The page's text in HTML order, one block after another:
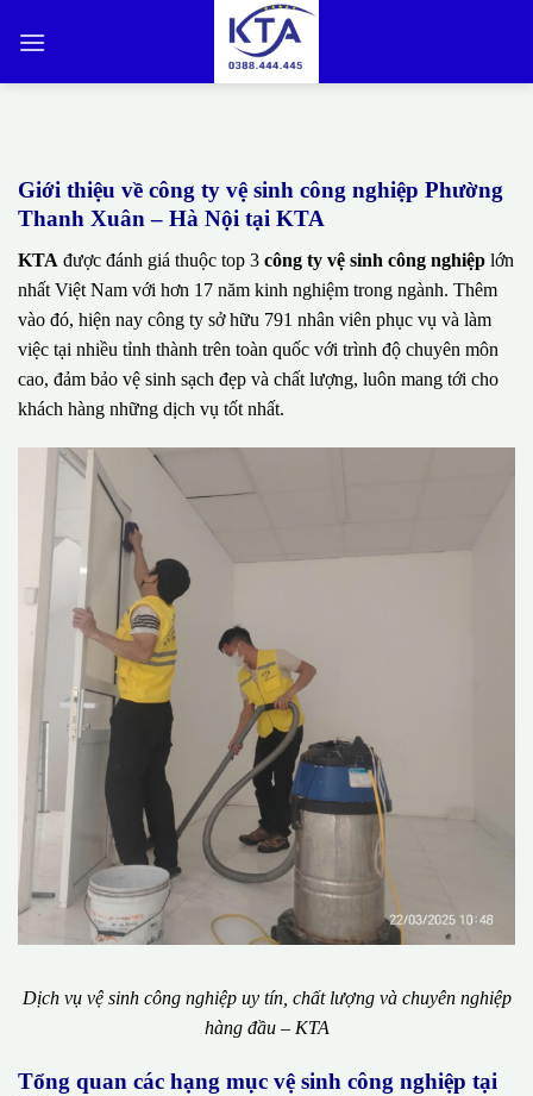
qua
Giới thiệu về công ty vệ sinh công nghiệp Phường
Thanh Xuân – Hà Nội tại KTA
KTA được đánh giá thuộc top 3 công ty vệ sinh công nghiệp lớn
nhất Việt Nam với hơn 17 năm kinh nghiệm trong ngành. Thêm
vào đó, hiện nay công ty sở hữu 791 nhân viên phục vụ và làm
việc tại nhiều tỉnh thành trên toàn quốc với trình độ chuyên môn
cao, đảm bảo vệ sinh sạch đẹp và chất lượng, luôn mang tới cho
khách hàng những dịch vụ tốt nhất.
Dịch vụ vệ sinh công nghiệp uy tín, chất lượng và chuyên nghiệp
hàng đầu – KTA
Tổng quan các hạng mục vệ sinh công nghiệp tại